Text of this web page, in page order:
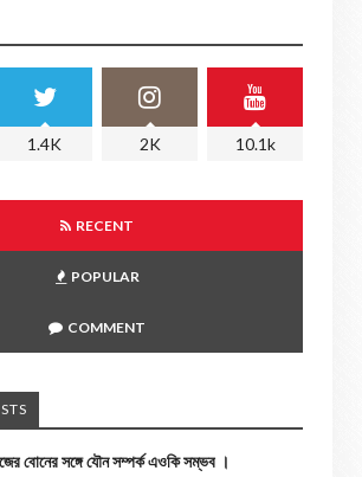
1.4K 2K 10.1k
RECENT
POPULAR
COMMENT
বোনের সঙ্গে যৌন সম্পর্ক এওকি সম্ভব ।